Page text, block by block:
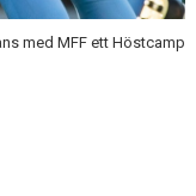
med MFF ett Höstcamp